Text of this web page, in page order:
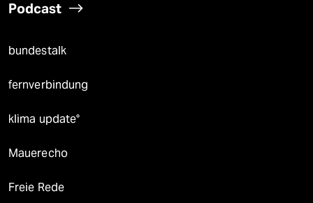
Podcast
bundestalk
fernverbindung
klima update°
Mauerecho
Freie Rede